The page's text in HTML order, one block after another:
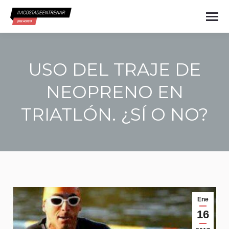
USO DEL TRAJE DE
NEOPRENO EN
TRIATLÓN. ¿SÍ O NO?
Ene
16